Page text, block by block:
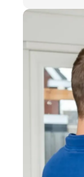
een
helpt
kopen of